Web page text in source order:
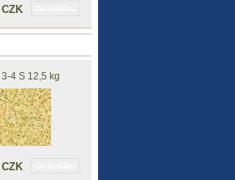
CZK
4 S 12,5 kg
CZK